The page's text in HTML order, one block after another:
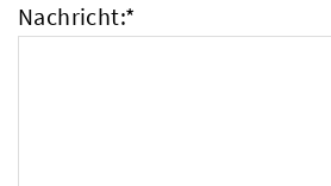
Nachricht:*